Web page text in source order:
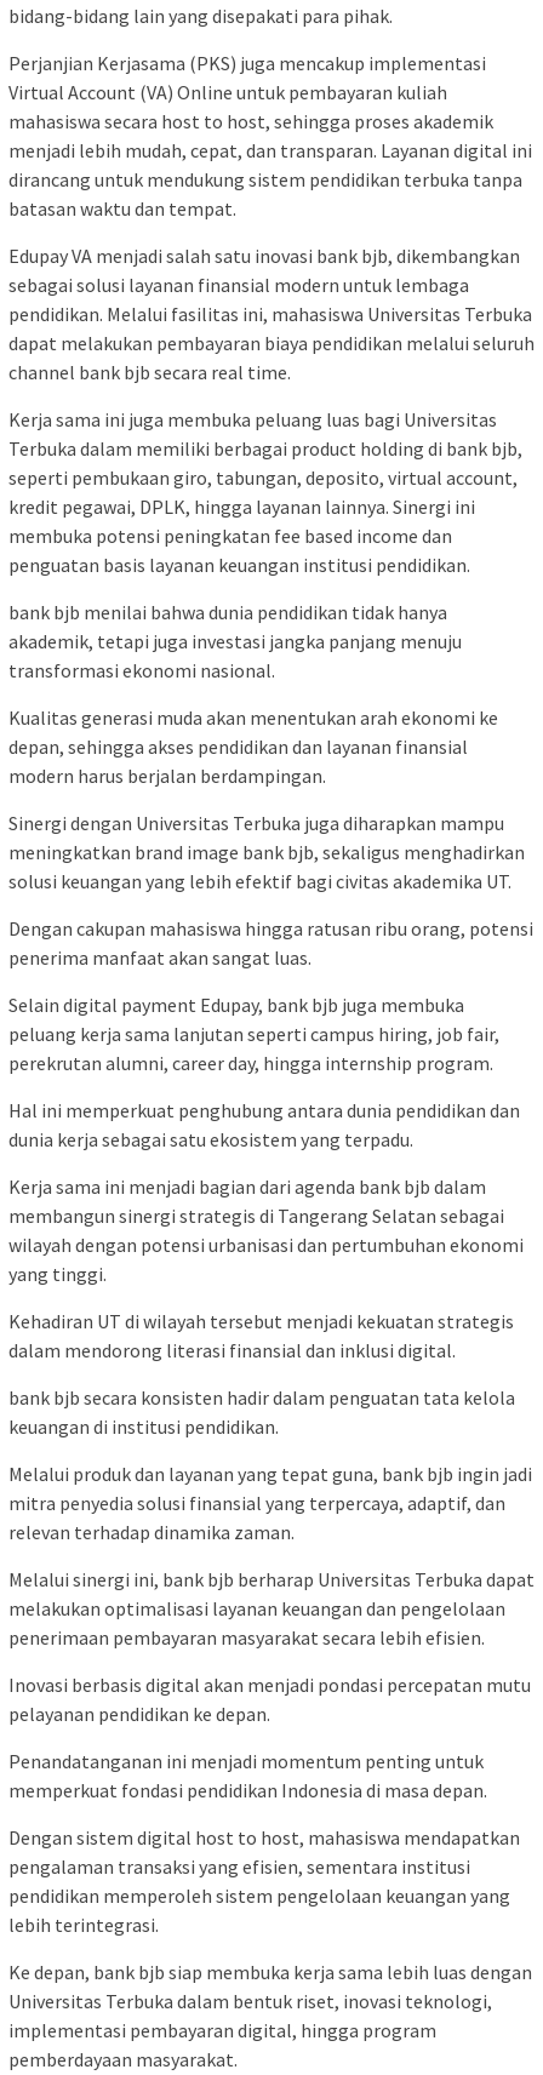
bidang-bidang lain yang disepakati para pihak.
Perjanjian Kerjasama (PKS) juga mencakup implementasi
Virtual Account (VA) Online untuk pembayaran kuliah
mahasiswa secara host to host, sehingga proses akademik
menjadi lebih mudah, cepat, dan transparan. Layanan digital ini
dirancang untuk mendukung sistem pendidikan terbuka tanpa
batasan waktu dan tempat.
Edupay VA menjadi salah satu inovasi bank bjb, dikembangkan
sebagai solusi layanan finansial modern untuk lembaga
pendidikan. Melalui fasilitas ini, mahasiswa Universitas Terbuka
dapat melakukan pembayaran biaya pendidikan melalui seluruh
channel bank bjb secara real time.
Kerja sama ini juga membuka peluang luas bagi Universitas
Terbuka dalam memiliki berbagai product holding di bank bjb,
seperti pembukaan giro, tabungan, deposito, virtual account,
kredit pegawai, DPLK, hingga layanan lainnya. Sinergi ini
membuka potensi peningkatan fee based income dan
penguatan basis layanan keuangan institusi pendidikan.
bank bjb menilai bahwa dunia pendidikan tidak hanya
akademik, tetapi juga investasi jangka panjang menuju
transformasi ekonomi nasional.
Kualitas generasi muda akan menentukan arah ekonomi ke
depan, sehingga akses pendidikan dan layanan finansial
modern harus berjalan berdampingan.
Sinergi dengan Universitas Terbuka juga diharapkan mampu
meningkatkan brand image bank bjb, sekaligus menghadirkan
solusi keuangan yang lebih efektif bagi civitas akademika UT.
Dengan cakupan mahasiswa hingga ratusan ribu orang, potensi
penerima manfaat akan sangat luas.
Selain digital payment Edupay, bank bjb juga membuka
peluang kerja sama lanjutan seperti campus hiring, job fair,
perekrutan alumni, career day, hingga internship program.
Hal ini memperkuat penghubung antara dunia pendidikan dan
dunia kerja sebagai satu ekosistem yang terpadu.
Kerja sama ini menjadi bagian dari agenda bank bjb dalam
membangun sinergi strategis di Tangerang Selatan sebagai
wilayah dengan potensi urbanisasi dan pertumbuhan ekonomi
yang tinggi.
Kehadiran UT di wilayah tersebut menjadi kekuatan strategis
dalam mendorong literasi finansial dan inklusi digital.
bank bjb secara konsisten hadir dalam penguatan tata kelola
keuangan di institusi pendidikan.
Melalui produk dan layanan yang tepat guna, bank bjb ingin jadi
mitra penyedia solusi finansial yang terpercaya, adaptif, dan
relevan terhadap dinamika zaman.
Melalui sinergi ini, bank bjb berharap Universitas Terbuka dapat
melakukan optimalisasi layanan keuangan dan pengelolaan
penerimaan pembayaran masyarakat secara lebih efisien.
Inovasi berbasis digital akan menjadi pondasi percepatan mutu
pelayanan pendidikan ke depan.
Penandatanganan ini menjadi momentum penting untuk
memperkuat fondasi pendidikan Indonesia di masa depan.
Dengan sistem digital host to host, mahasiswa mendapatkan
pengalaman transaksi yang efisien, sementara institusi
pendidikan memperoleh sistem pengelolaan keuangan yang
lebih terintegrasi.
Ke depan, bank bjb siap membuka kerja sama lebih luas dengan
Universitas Terbuka dalam bentuk riset, inovasi teknologi,
implementasi pembayaran digital, hingga program
pemberdayaan masyarakat.